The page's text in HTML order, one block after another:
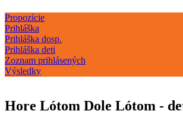
Propozície
Prihláška
Prihláška dosp.
Prihláška deti
Zoznam prihlásených
Výsledky
Hore Lótom Dole Lótom -